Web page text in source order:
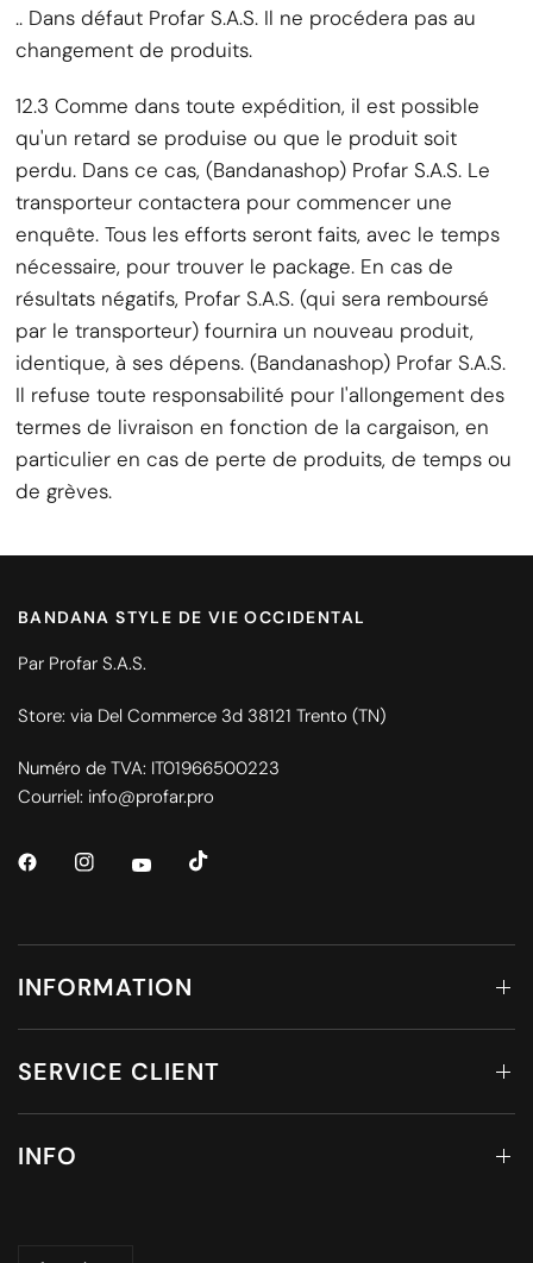
.. Dans défaut Profar S.A.S. Il ne procédera pas au
changement de produits.
12.3 Comme dans toute expédition, il est possible
qu'un retard se produise ou que le produit soit
perdu. Dans ce cas, (Bandanashop) Profar S.A.S. Le
transporteur contactera pour commencer une
enquête. Tous les efforts seront faits, avec le temps
nécessaire, pour trouver le package. En cas de
résultats négatifs, Profar S.A.S. (qui sera remboursé
par le transporteur) fournira un nouveau produit,
identique, à ses dépens. (Bandanashop) Profar S.A.S.
Il refuse toute responsabilité pour l'allongement des
termes de livraison en fonction de la cargaison, en
particulier en cas de perte de produits, de temps ou
de grèves.
BANDANA STYLE DE VIE OCCIDENTAL
Par Profar S.A.S.
Store: via Del Commerce 3d 38121 Trento (TN)
Numéro de TVA: IT01966500223
Courriel: info@profar.pro
INFORMATION
SERVICE CLIENT
INFO